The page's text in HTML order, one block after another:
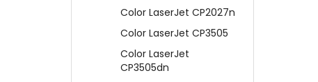
Color LaserJet CP2027n
Color LaserJet CP3505
Color LaserJet
CP3505dn